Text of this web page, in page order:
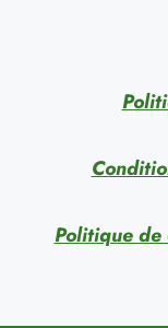
Politique